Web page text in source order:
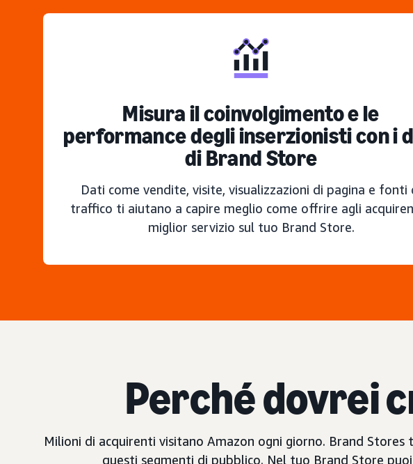
Misura il coinvolgimento e le
performance degli inserzionisti con i
di Brand Store
Dati come vendite, visite, visualizzazioni di pagina e fonti
traffico ti aiutano a capire meglio come offrire agli
miglior servizio sul tuo Brand Store.
Perché dovrei
Milioni di acquirenti visitano Amazon ogni giorno. Brand
questi segmenti di pubblico. Nel tuo Brand Store